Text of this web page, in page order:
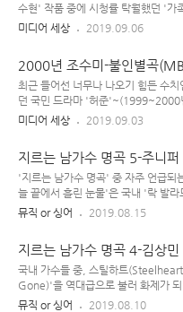
는 정말 서정적이고 '아련한 느낌' 들
닐까 생각된다. 드라마 의 시그니처
수현' 작품 중에 시청률 탁월했던 '가
만, 개인적으로 김수현표 '단막극'이
데, 네 남녀(이영애-차인표, 이경영-
후 그 결혼 생활이 '파국'에 이르기까
잘 묘사되어 있으며 '여주인공 이영
가'의 환상적인 글빨이 돋보이는 '잘
한 이후 ..
미디어 세상 2019.09.06
2000년 조수미-불인별곡
발칙했던 의녀
최근 들어선 너무나 나오기 힘든 수
던 국민 드라마 '허준'~(1999~2000
전광렬, 이순재, 황수정, 김병세 등)
에 2000년대만 쏙 빠져 있어서.. 그
의가 아닌 것 같아, 이번에 기획하였
'10곡'은 좀 미진한 감이 있어서 '20
지나 2000년대 국내 가요계는 대체
미디어 세상 2019.09.03
지르는 남가수 명곡 5-주니
눈물'(단짠 쥬니퍼)
'지르는 남가수 명곡' 중 자주 언급
늘 끝에서 흘린 눈물'은 국내 '락 발라
하는 노래로, 2001년 발매곡이다. 보
느낌 주는 '달달 락커'는 처음이어서
좋은 세상에, 나를 남겨두고~ 홀로,
니? (v)못다한 사랑은~ 잠시, 가슴에
퍼(Junyfore)' 목소리는 달달하고 청
뮤직 or 싱어 2019.08.15
지르는 남가수 명곡 4-김상
민)
국내 가수들 중, 스틸하트
Gone)'을 역대급으로 불러 화제가
원츄 세입~미~~ 마 핫~빌롱(스) 투
뮤직 or 싱어 2019.08.10